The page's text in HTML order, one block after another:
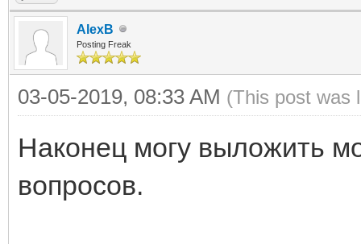
AlexB
Posting Freak
03-05-2019, 08:33 AM (This post was
Наконец могу выложить
вопросов.